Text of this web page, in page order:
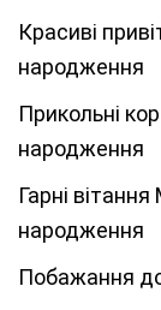
Красиві
народження
Прикольні
народження
Гарні
народження
Побажання